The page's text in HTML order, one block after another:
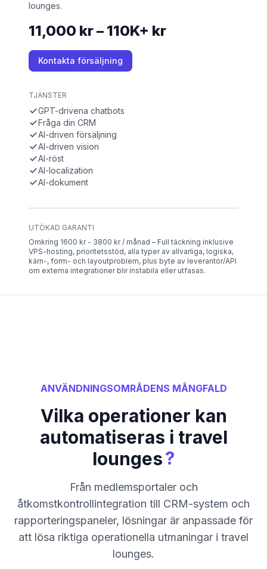
lounges.
11,000 kr – 110K+ kr
Kontakta försäljning
TJÄNSTER
GPT-drivena chatbots
Fråga din CRM
AI-driven försäljning
AI-driven vision
AI-röst
AI-localization
AI-dokument
UTÖKAD GARANTI
Omkring 1600 kr - 3800 kr / månad – Full täckning inklusive
VPS-hosting, prioritetsstöd, alla typer av allvarliga, logiska,
kärn-, form- och layoutproblem, plus byte av leverantör/API
om externa integrationer blir instabila eller utfasas.
ANVÄNDNINGSOMRÅDENS MÅNGFALD
Vilka operationer kan
automatiseras i travel
lounges?
Från medlemsportaler och
åtkomstkontrollintegration till CRM-system och
rapporteringspaneler, lösningar är anpassade för
att lösa riktiga operationella utmaningar i travel
lounges.